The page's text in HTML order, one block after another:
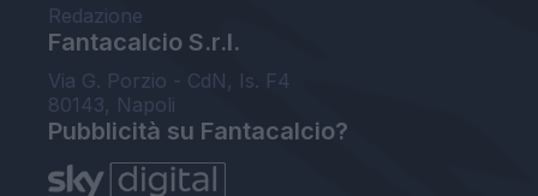
Redazione
Fantacalcio S.r.l.
Via G. Porzio - CdN, Is. F4
80143, Napoli
Pubblicità su Fantacalcio?